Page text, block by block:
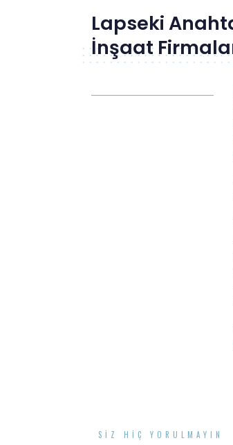
Lapseki
İnşaat
SIZ HIÇ YORULMAYIN